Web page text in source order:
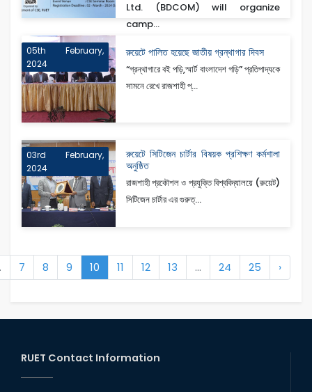
Ltd. (BDCOM) will organize
camp...
05th February,
2024
রুয়েটে পালিত হয়েছে জাতীয় গ্রন্থাগার দিবস
“গ্রন্থাগারে বই পড়ি,স্মার্ট বাংলাদেশ গড়ি” প্রতিপাদ্যকে
সামনে রেখে রাজশাহী প্...
03rd February,
2024
রুয়েটে সিটিজেন চার্টার বিষয়ক প্রশিক্ষণ কর্মশালা
অনুষ্ঠিত
রাজশাহী প্রকৌশল ও প্রযুক্তি বিশ্ববিদ্যালয়ে (রুয়েট)
সিটিজেন চার্টার এর গুরুত্...
7 8 9 10 11 12 13 ... 24 25 ›
RUET Contact Information